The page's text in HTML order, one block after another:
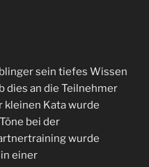
sein tiefes Wissen
dies an die Teilnehmer
kleinen Kata wurde
bei der
wurde
einer